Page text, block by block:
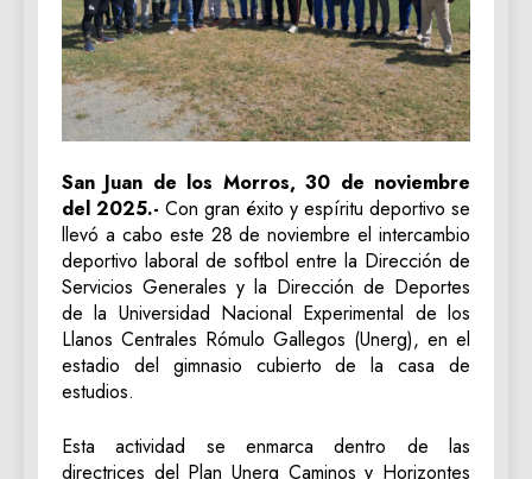
San Juan de los Morros, 30 de noviembre
del 2025.- Con gran éxito y espíritu deportivo se
llevó a cabo este 28 de noviembre el intercambio
deportivo laboral de softbol entre la Dirección de
Servicios Generales y la Dirección de Deportes
de la Universidad Nacional Experimental de los
Llanos Centrales Rómulo Gallegos (Unerg), en el
estadio del gimnasio cubierto de la casa de
estudios.
​Esta actividad se enmarca dentro de las
directrices del Plan Unerg Caminos y Horizontes